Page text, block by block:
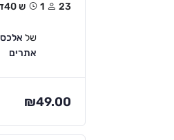
23 1ש 40ד
של אלכס
אתרים
₪49.00